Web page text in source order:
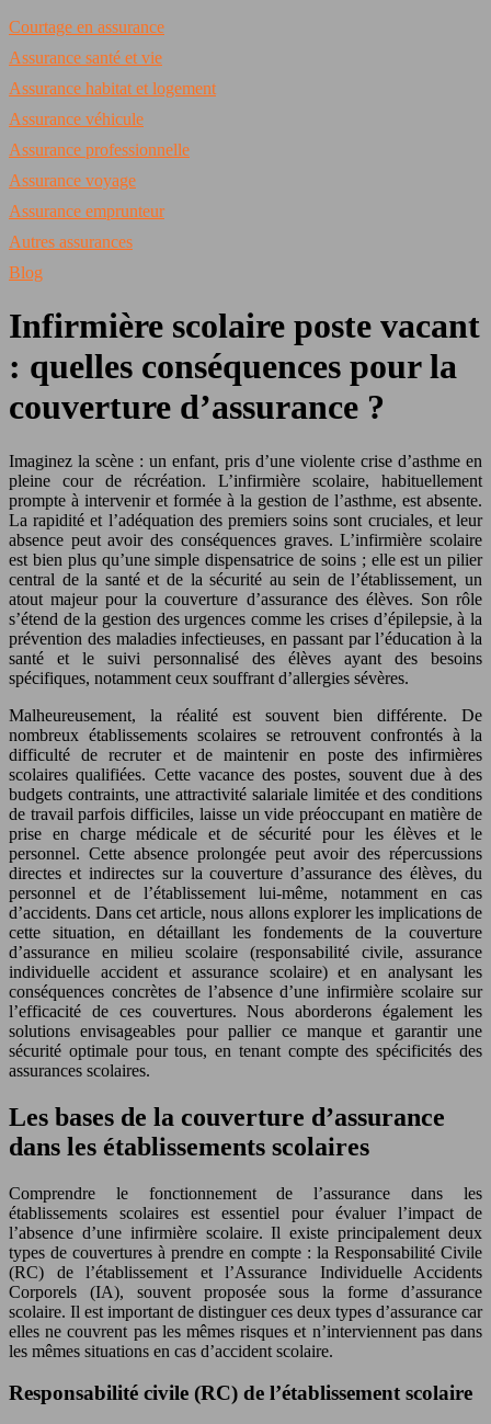
Courtage en assurance
Assurance santé et vie
Assurance habitat et logement
Assurance véhicule
Assurance professionnelle
Assurance voyage
Assurance emprunteur
Autres assurances
Blog
Infirmière scolaire poste vacant
: quelles conséquences pour la
couverture d’assurance ?
Imaginez la scène : un enfant, pris d’une violente crise d’asthme en
pleine cour de récréation. L’infirmière scolaire, habituellement
prompte à intervenir et formée à la gestion de l’asthme, est absente.
La rapidité et l’adéquation des premiers soins sont cruciales, et leur
absence peut avoir des conséquences graves. L’infirmière scolaire
est bien plus qu’une simple dispensatrice de soins ; elle est un pilier
central de la santé et de la sécurité au sein de l’établissement, un
atout majeur pour la couverture d’assurance des élèves. Son rôle
s’étend de la gestion des urgences comme les crises d’épilepsie, à la
prévention des maladies infectieuses, en passant par l’éducation à la
santé et le suivi personnalisé des élèves ayant des besoins
spécifiques, notamment ceux souffrant d’allergies sévères.
Malheureusement, la réalité est souvent bien différente. De
nombreux établissements scolaires se retrouvent confrontés à la
difficulté de recruter et de maintenir en poste des infirmières
scolaires qualifiées. Cette vacance des postes, souvent due à des
budgets contraints, une attractivité salariale limitée et des conditions
de travail parfois difficiles, laisse un vide préoccupant en matière de
prise en charge médicale et de sécurité pour les élèves et le
personnel. Cette absence prolongée peut avoir des répercussions
directes et indirectes sur la couverture d’assurance des élèves, du
personnel et de l’établissement lui-même, notamment en cas
d’accidents. Dans cet article, nous allons explorer les implications de
cette situation, en détaillant les fondements de la couverture
d’assurance en milieu scolaire (responsabilité civile, assurance
individuelle accident et assurance scolaire) et en analysant les
conséquences concrètes de l’absence d’une infirmière scolaire sur
l’efficacité de ces couvertures. Nous aborderons également les
solutions envisageables pour pallier ce manque et garantir une
sécurité optimale pour tous, en tenant compte des spécificités des
assurances scolaires.
Les bases de la couverture d’assurance
dans les établissements scolaires
Comprendre le fonctionnement de l’assurance dans les
établissements scolaires est essentiel pour évaluer l’impact de
l’absence d’une infirmière scolaire. Il existe principalement deux
types de couvertures à prendre en compte : la Responsabilité Civile
(RC) de l’établissement et l’Assurance Individuelle Accidents
Corporels (IA), souvent proposée sous la forme d’assurance
scolaire. Il est important de distinguer ces deux types d’assurance car
elles ne couvrent pas les mêmes risques et n’interviennent pas dans
les mêmes situations en cas d’accident scolaire.
Responsabilité civile (RC) de l’établissement scolaire